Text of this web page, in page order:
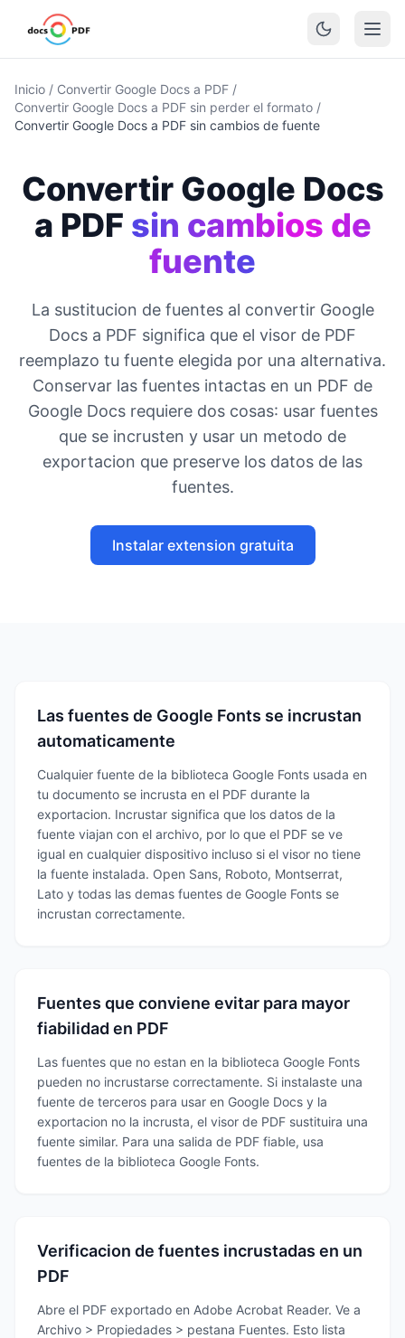
Inicio / Convertir Google Docs a PDF /
Convertir Google Docs a PDF sin perder el formato /
Convertir Google Docs a PDF sin cambios de fuente
Convertir Google Docs
a PDF sin cambios de
fuente
La sustitucion de fuentes al convertir Google
Docs a PDF significa que el visor de PDF
reemplazo tu fuente elegida por una alternativa.
Conservar las fuentes intactas en un PDF de
Google Docs requiere dos cosas: usar fuentes
que se incrusten y usar un metodo de
exportacion que preserve los datos de las
fuentes.
Instalar extension gratuita
Las fuentes de Google Fonts se incrustan
automaticamente
Cualquier fuente de la biblioteca Google Fonts usada en
tu documento se incrusta en el PDF durante la
exportacion. Incrustar significa que los datos de la
fuente viajan con el archivo, por lo que el PDF se ve
igual en cualquier dispositivo incluso si el visor no tiene
la fuente instalada. Open Sans, Roboto, Montserrat,
Lato y todas las demas fuentes de Google Fonts se
incrustan correctamente.
Fuentes que conviene evitar para mayor
fiabilidad en PDF
Las fuentes que no estan en la biblioteca Google Fonts
pueden no incrustarse correctamente. Si instalaste una
fuente de terceros para usar en Google Docs y la
exportacion no la incrusta, el visor de PDF sustituira una
fuente similar. Para una salida de PDF fiable, usa
fuentes de la biblioteca Google Fonts.
Verificacion de fuentes incrustadas en un
PDF
Abre el PDF exportado en Adobe Acrobat Reader. Ve a
Archivo > Propiedades > pestana Fuentes. Esto lista